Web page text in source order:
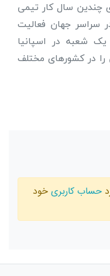
چندین سال کار تیمی
بیش از 20 بازار در سراسر جهان فعالیت
شعبه در اسپانیا
در کشورهای مختلف
حساب کاربری خود